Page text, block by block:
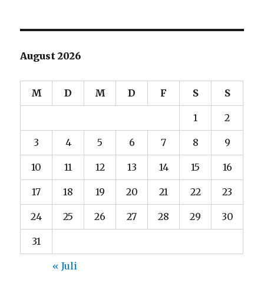
August 2026
M D M D F S S
1 2
3 4 5 6 7 8 9
10 11 12 13 14 15 16
17 18 19 20 21 22 23
24 25 26 27 28 29 30
31
« Juli